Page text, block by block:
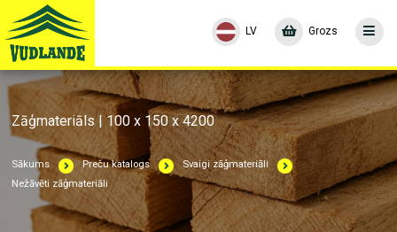
Grozs
LV
Zāģmateriāls | 100 x 150 x 4200
Sākums Preču katalogs
Svaigi zāģmateriāli
Nežāvēti zāģmateriāli